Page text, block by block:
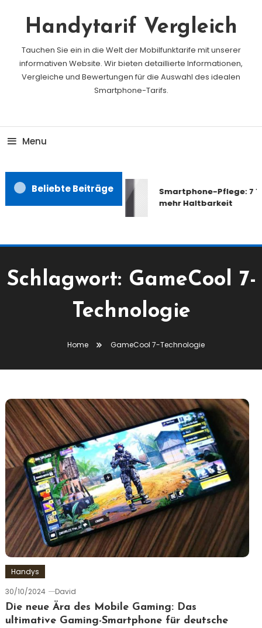
Handytarif Vergleich
Tauchen Sie ein in die Welt der Mobilfunktarife mit unserer
informativen Website. Wir bieten detaillierte Informationen,
Vergleiche und Bewertungen für die Auswahl des idealen
Smartphone-Tarifs.
Menu
Beliebte Beiträge
Smartphone-Pflege: 7
mehr Haltbarkeit
Schlagwort: GameCool 7-
Technologie
Home GameCool 7-Technologie
Handys
30/10/2024
David
Die neue Ära des Mobile Gaming: Das
ultimative Gaming-Smartphone für deutsche